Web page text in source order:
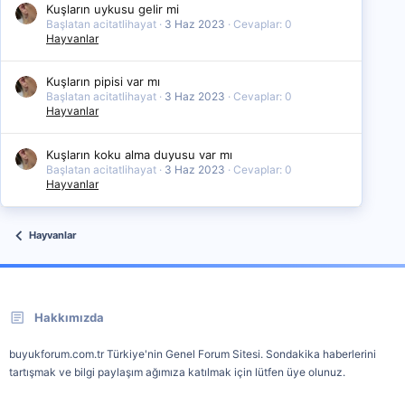
Kuşların uykusu gelir mi
Başlatan acitatlihayat 3 Haz 2023
Cevaplar: 0
Hayvanlar
Kuşların pipisi var mı
Başlatan acitatlihayat 3 Haz 2023
Cevaplar: 0
Hayvanlar
Kuşların koku alma duyusu var mı
Başlatan acitatlihayat 3 Haz 2023
Cevaplar: 0
Hayvanlar
Hayvanlar
Hakkımızda
buyukforum.com.tr Türkiye'nin Genel Forum Sitesi. Sondakika haberlerini
tartışmak ve bilgi paylaşım ağımıza katılmak için lütfen üye olunuz.